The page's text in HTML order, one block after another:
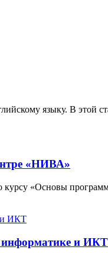
языку. В этой
«НИВА»
«Основы
информатике и ИКТ